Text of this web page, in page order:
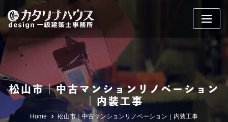
to
content
松山市｜中古マンションリノベーション
｜内装工事
Home 松山市｜中古マンションリノベーション｜内装工事